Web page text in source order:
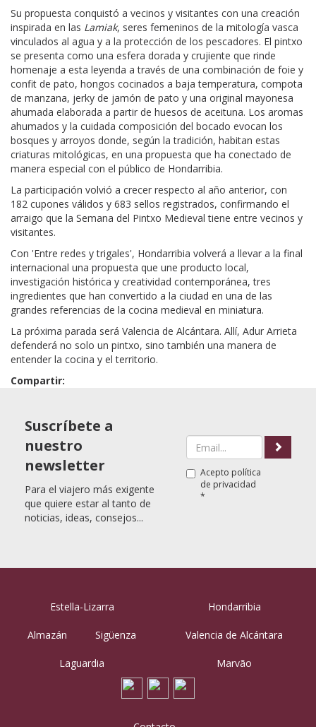
Su propuesta conquistó a vecinos y visitantes con una creación
inspirada en las Lamiak, seres femeninos de la mitología vasca
vinculados al agua y a la protección de los pescadores. El pintxo
se presenta como una esfera dorada y crujiente que rinde
homenaje a esta leyenda a través de una combinación de foie y
confit de pato, hongos cocinados a baja temperatura, compota
de manzana, jerky de jamón de pato y una original mayonesa
ahumada elaborada a partir de huesos de aceituna. Los aromas
ahumados y la cuidada composición del bocado evocan los
bosques y arroyos donde, según la tradición, habitan estas
criaturas mitológicas, en una propuesta que ha conectado de
manera especial con el público de Hondarribia.
La participación volvió a crecer respecto al año anterior, con
182 cupones válidos y 683 sellos registrados, confirmando el
arraigo que la Semana del Pintxo Medieval tiene entre vecinos y
visitantes.
Con 'Entre redes y trigales', Hondarribia volverá a llevar a la final
internacional una propuesta que une producto local,
investigación histórica y creatividad contemporánea, tres
ingredientes que han convertido a la ciudad en una de las
grandes referencias de la cocina medieval en miniatura.
La próxima parada será Valencia de Alcántara. Allí, Adur Arrieta
defenderá no solo un pintxo, sino también una manera de
entender la cocina y el territorio.
Compartir:
Suscríbete a
nuestro
newsletter
Para el viajero más exigente
que quiere estar al tanto de
noticias, ideas, consejos...
Acepto política
de privacidad
*
Estella-Lizarra
Almazán Sigüenza
Laguardia
Hondarribia
Valencia de Alcántara
Marvão